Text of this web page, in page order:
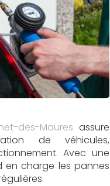
des-Maures assure
de véhicules,
Avec une
en charge les pannes